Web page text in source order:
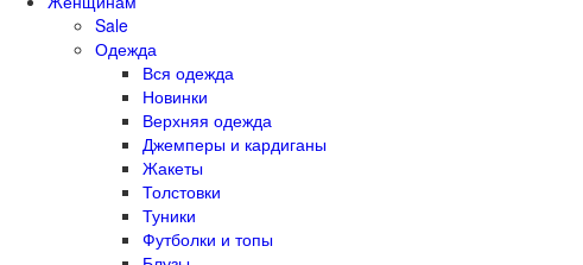
Sale
Одежда
Вся одежда
Новинки
Верхняя одежда
Джемперы и кардиганы
Жакеты
Толстовки
Туники
Футболки и топы